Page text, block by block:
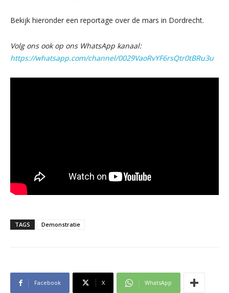
Bekijk hieronder een reportage over de mars in Dordrecht.
Volg ons ook op ons WhatsApp kanaal:
https://whatsapp.com/channel/0029VaoRvYF6rsQtr0tBRu3u
TAGS Demonstratie
Facebook X WhatsApp